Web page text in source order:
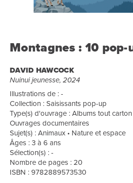
Montagnes : 10 pop-
DAVID HAWCOCK
Nuinui jeunesse, 2024
Illustrations de : -
Collection : Saisissants pop-up
Type(s) d'ouvrage : Albums tout carton
Ouvrages documentaires
Sujet(s) : Animaux • Nature et espace
Âges : 3 à 6 ans
Sélection(s) : -
Nombre de pages : 20
ISBN : 9782889573530